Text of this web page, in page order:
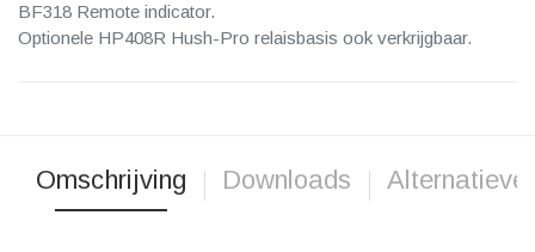
BF318 Remote indicator.
Optionele HP408R Hush-Pro relaisbasis ook verkrijgbaar.
Omschrijving Downloads Alternatieve